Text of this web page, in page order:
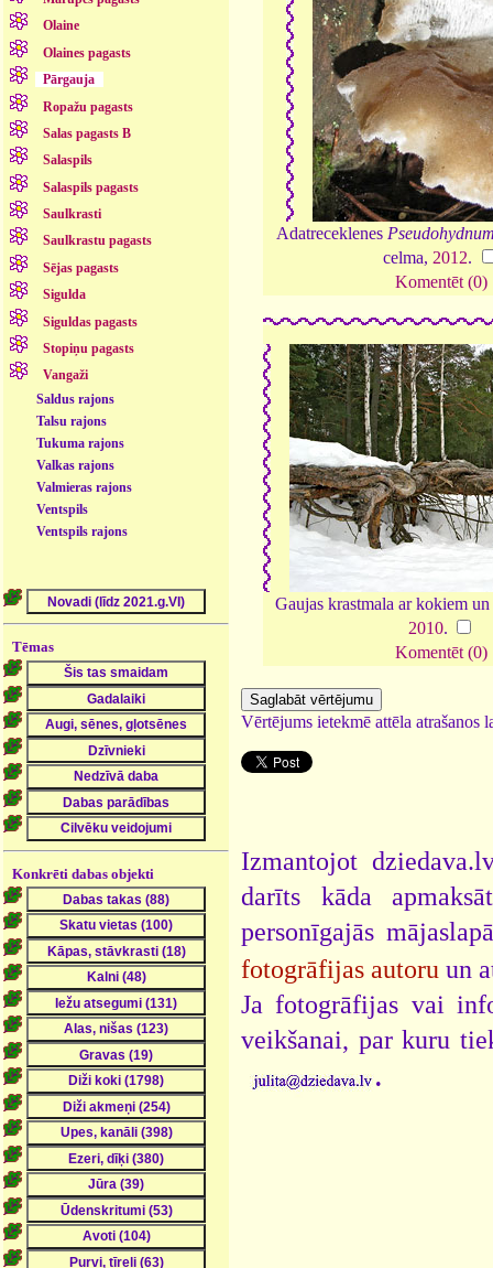
Olaine
Olaines pagasts
Pārgauja
Ropažu pagasts
Salas pagasts B
Salaspils
Salaspils pagasts
Saulkrasti
Saulkrastu pagasts
Sējas pagasts
Sigulda
Siguldas pagasts
Stopiņu pagasts
Vangaži
Saldus rajons
Talsu rajons
Tukuma rajons
Valkas rajons
Valmieras rajons
Ventspils
Ventspils rajons
Tēmas
Konkrēti dabas objekti
Adatreceklenes
celma, 2012.
Komentēt (0)
Gaujas krastmala ar kokiem
2010.
Komentēt (0)
Vērtējums ietekmē attēla atrašanos
Izmantojot
darīts kāda
personīgajās
fotogrāfijas autoru un
Ja fotogrāfijas vai
veikšanai, par kuru
.